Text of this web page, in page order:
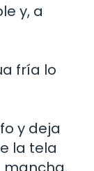
y, a
fría lo
y deja
la tela